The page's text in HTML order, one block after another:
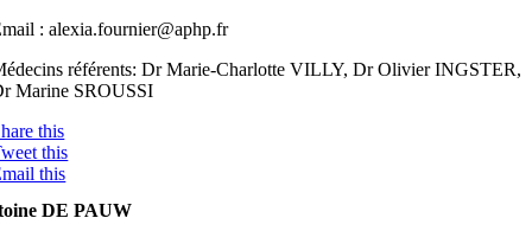
: alexia.fournier@aphp.fr
référents: Dr Marie-Charlotte VILLY, Dr Olivier INGSTER,
Marine SROUSSI
this
this
this
DE PAUW